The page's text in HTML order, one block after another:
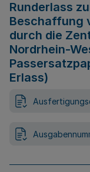
Runderlass
Beschaffung
durch die
Nordrhein-
Erlass)